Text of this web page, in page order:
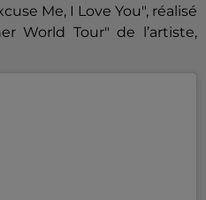
Me, I Love You", réalisé
World Tour" de l’artiste,